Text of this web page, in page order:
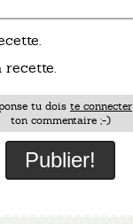
recette.
tu dois te connecter
ton commentaire ;-)